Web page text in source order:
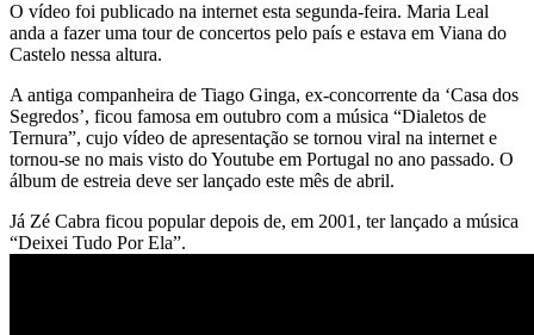
O vídeo foi publicado na internet esta segunda-feira. Maria Leal
anda a fazer uma tour de concertos pelo país e estava em Viana do
Castelo nessa altura.
A antiga companheira de Tiago Ginga, ex-concorrente da ‘Casa dos
Segredos’, ficou famosa em outubro com a música “Dialetos de
Ternura”, cujo vídeo de apresentação se tornou viral na internet e
tornou-se no mais visto do Youtube em Portugal no ano passado. O
álbum de estreia deve ser lançado este mês de abril.
Já Zé Cabra ficou popular depois de, em 2001, ter lançado a música
“Deixei Tudo Por Ela”.